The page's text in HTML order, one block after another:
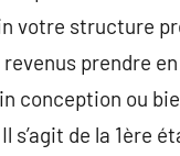
votre structure
prendre
conception ou
s’agit de la